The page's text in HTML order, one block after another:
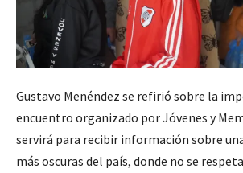
Gustavo Menéndez se refirió sobre la
encuentro organizado por Jóvenes y
servirá para recibir información sobre
más oscuras del país, donde no se